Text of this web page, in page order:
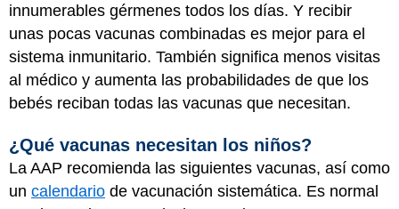
innumerables gérmenes todos los días. Y recibir
unas pocas vacunas combinadas es mejor para el
sistema inmunitario. También significa menos visitas
al médico y aumenta las probabilidades de que los
bebés reciban todas las vacunas que necesitan.
¿Qué vacunas necesitan los niños?
La AAP recomienda las siguientes vacunas, así como
un calendario de vacunación sistemática. Es normal